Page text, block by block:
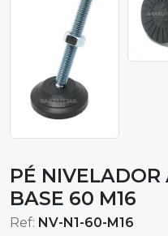
PÉ NIVELADOR
BASE 60 M16
Ref: NV-N1-60-M16